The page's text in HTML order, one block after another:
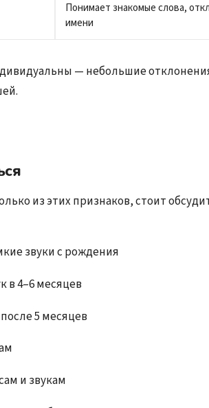
Понимает знакомые слова,
имени
— небольшие
из этих признаков, стоит
звуки с рождения
в 4–6 месяцев
5 месяцев
и звукам